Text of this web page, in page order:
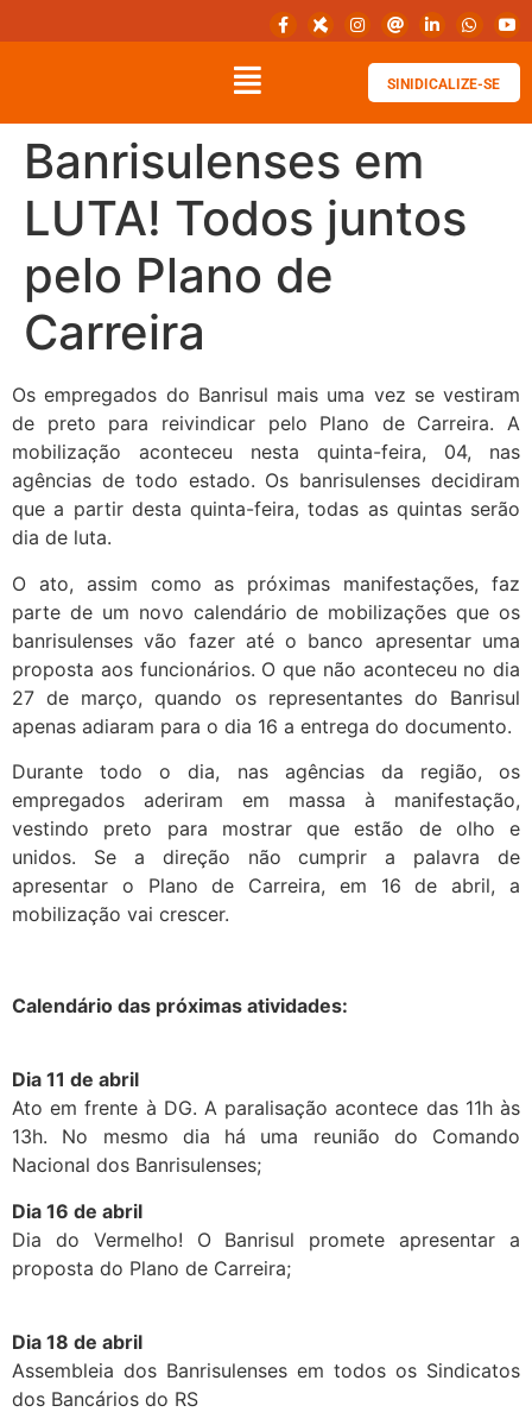
SINIDICALIZE-SE
Banrisulenses em
LUTA! Todos juntos
pelo Plano de
Carreira
Os empregados do Banrisul mais uma vez se vestiram
de preto para reivindicar pelo Plano de Carreira. A
mobilização aconteceu nesta quinta-feira, 04, nas
agências de todo estado. Os banrisulenses decidiram
que a partir desta quinta-feira, todas as quintas serão
dia de luta.
O ato, assim como as próximas manifestações, faz
parte de um novo calendário de mobilizações que os
banrisulenses vão fazer até o banco apresentar uma
proposta aos funcionários. O que não aconteceu no dia
27 de março, quando os representantes do Banrisul
apenas adiaram para o dia 16 a entrega do documento.
Durante todo o dia, nas agências da região, os
empregados aderiram em massa à manifestação,
vestindo preto para mostrar que estão de olho e
unidos. Se a direção não cumprir a palavra de
apresentar o Plano de Carreira, em 16 de abril, a
mobilização vai crescer.
Calendário das próximas atividades:
Dia 11 de abril
Ato em frente à DG. A paralisação acontece das 11h às
13h. No mesmo dia há uma reunião do Comando
Nacional dos Banrisulenses;
Dia 16 de abril
Dia do Vermelho! O Banrisul promete apresentar a
proposta do Plano de Carreira;
Dia 18 de abril
Assembleia dos Banrisulenses em todos os Sindicatos
dos Bancários do RS